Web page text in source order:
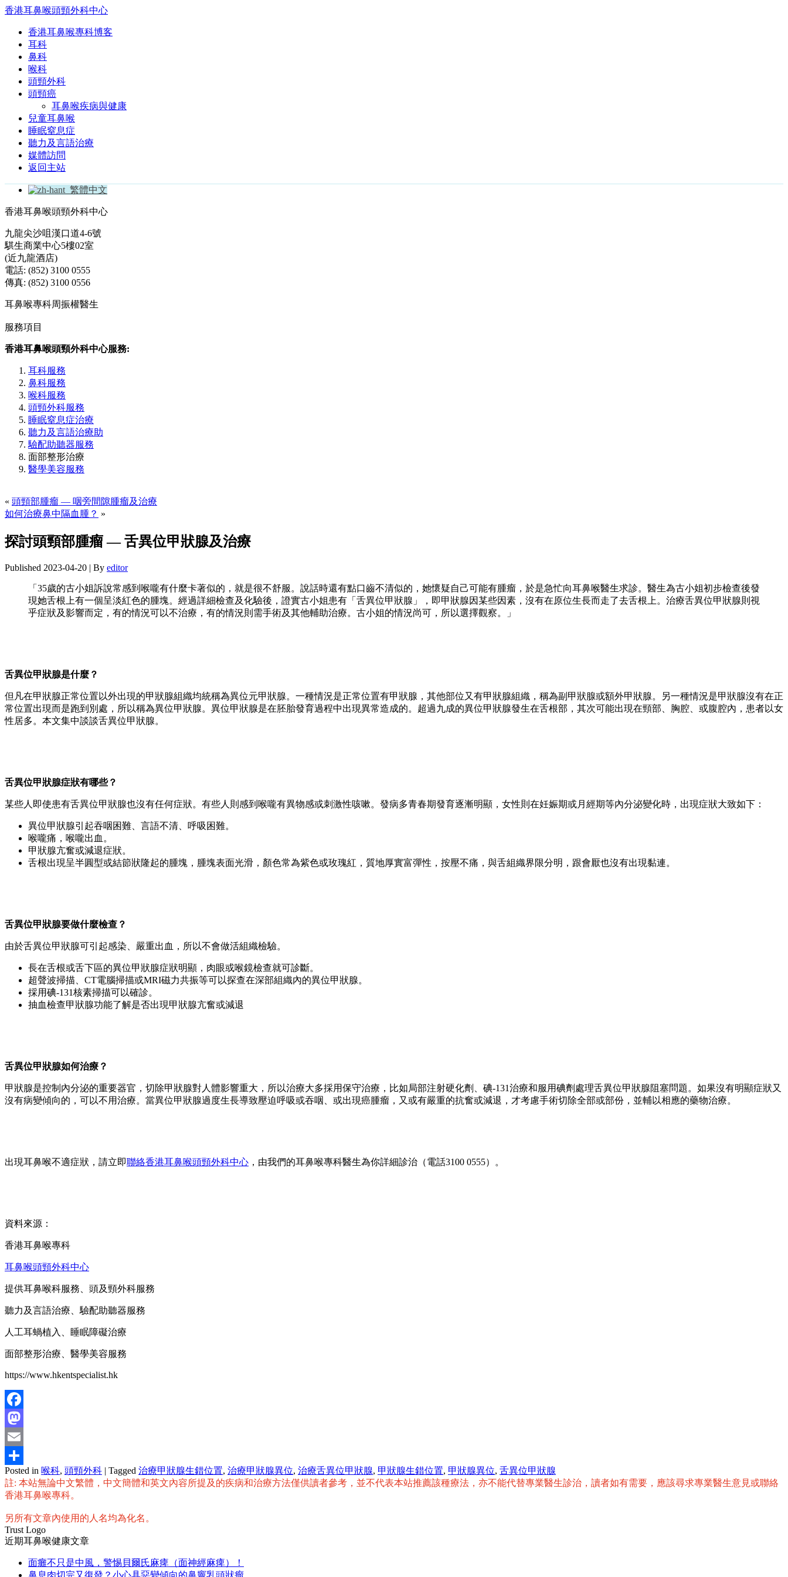
香港耳鼻喉頭頸外科中心
香港耳鼻喉專科博客
耳科
鼻科
喉科
頭頸外科
頭頸癌
耳鼻喉疾病與健康
兒童耳鼻喉
睡眠窒息症
聽力及言語治療
媒體訪問
返回主站
繁體中文
香港耳鼻喉頭頸外科中心
九龍尖沙咀漢口道4-6號
騏生商業中心5樓02室
(近九龍酒店)
電話: (852) 3100 0555
傳真: (852) 3100 0556
耳鼻喉專科周振權醫生
服務項目
香港耳鼻喉頭頸外科中心服務:
耳科服務
鼻科服務
喉科服務
頭頸外科服務
睡眠窒息症治療
聽力及言語治療助
驗配助聽器服務
面部整形治療
醫學美容服務
« 頭頸部腫瘤 — 咽旁間隙腫瘤及治療
如何治療鼻中隔血腫？ »
探討頭頸部腫瘤 — 舌異位甲狀腺及治療
Published 2023-04-20 | By editor
「35歲的古小姐訴說常感到喉嚨有什麼卡著似的，就是很不舒服。說話時還有點口齒不清似的，她懷疑自己可能有腫瘤，於是急忙向耳鼻喉醫生求診。醫生為古小姐初步檢查後發
現她舌根上有一個呈淡紅色的腫塊。經過詳細檢查及化驗後，證實古小姐患有「舌異位甲狀腺」，即甲狀腺因某些因素，沒有在原位生長而走了去舌根上。治療舌異位甲狀腺則視
乎症狀及影響而定，有的情況可以不治療，有的情況則需手術及其他輔助治療。古小姐的情況尚可，所以選擇觀察。」
舌異位甲狀腺是什麼？
但凡在甲狀腺正常位置以外出現的甲狀腺組織均統稱為異位元甲狀腺。一種情況是正常位置有甲狀腺，其他部位又有甲狀腺組織，稱為副甲狀腺或額外甲狀腺。另一種情況是甲狀腺沒有在正
常位置出現而是跑到別處，所以稱為異位甲狀腺。異位甲狀腺是在胚胎發育過程中出現異常造成的。超過九成的異位甲狀腺發生在舌根部，其次可能出現在頸部、胸腔、或腹腔內，患者以女
性居多。本文集中談談舌異位甲狀腺。
舌異位甲狀腺症狀有哪些？
某些人即使患有舌異位甲狀腺也沒有任何症狀。有些人則感到喉嚨有異物感或刺激性咳嗽。發病多青春期發育逐漸明顯，女性則在妊娠期或月經期等內分泌變化時，出現症狀大致如下：
異位甲狀腺引起吞咽困難、言語不清、呼吸困難。
喉嚨痛，喉嚨出血。
甲狀腺亢奮或減退症狀。
舌根出現呈半圓型或結節狀隆起的腫塊，腫塊表面光滑，顏色常為紫色或玫瑰紅，質地厚實富彈性，按壓不痛，與舌組織界限分明，跟會厭也沒有出現黏連。
舌異位甲狀腺要做什麼檢查？
由於舌異位甲狀腺可引起感染、嚴重出血，所以不會做活組織檢驗。
長在舌根或舌下區的異位甲狀腺症狀明顯，肉眼或喉鏡檢查就可診斷。
超聲波掃描、CT電腦掃描或MRI磁力共振等可以探查在深部組織內的異位甲狀腺。
採用碘-131核素掃描可以確診。
抽血檢查甲狀腺功能了解是否出現甲狀腺亢奮或減退
舌異位甲狀腺如何治療？
甲狀腺是控制內分泌的重要器官，切除甲狀腺對人體影響重大，所以治療大多採用保守治療，比如局部注射硬化劑、碘-131治療和服用碘劑處理舌異位甲狀腺阻塞問題。如果沒有明顯症狀又
沒有病變傾向的，可以不用治療。當異位甲狀腺過度生長導致壓迫呼吸或吞咽、或出現癌腫瘤，又或有嚴重的抗奮或減退，才考慮手術切除全部或部份，並輔以相應的藥物治療。
出現耳鼻喉不適症狀，請立即聯絡香港耳鼻喉頭頸外科中心 ，由我們的耳鼻喉專科醫生為你詳細診治（電話3100 0555）。
資料來源：
香港耳鼻喉專科
耳鼻喉頭頸外科中心
提供耳鼻喉科服務、頭及頸外科服務
聽力及言語治療、驗配助聽器服務
人工耳蝸植入、睡眠障礙治療
面部整形治療、醫學美容服務
https://www.hkentspecialist.hk
Facebook
Mastodon
Email
分
享
Posted in 喉科, 頭頸外科 | Tagged 治療甲狀腺生錯位置, 治療甲狀腺異位, 治療舌異位甲狀腺, 甲狀腺生錯位置, 甲狀腺異位, 舌異位甲狀腺
註: 本站無論中文繁體，中文簡體和英文內容所提及的疾病和治療方法僅供讀者參考，並不代表本站推薦該種療法，亦不能代替專業醫生診治，讀者如有需要，應該尋求專業醫生意見或聯絡
香港耳鼻喉專科。
另所有文章內使用的人名均為化名。
Trust Logo
近期耳鼻喉健康文章
面癱不只是中風，警惕貝爾氏麻痺（面神經麻痺）！
鼻息肉切完又復發？小心具惡變傾向的鼻竇乳頭狀瘤